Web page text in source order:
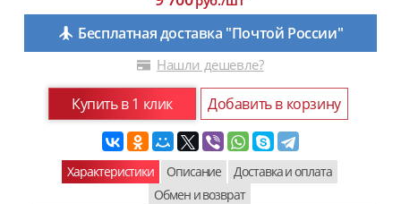
Бесплатная доставка "Почтой России"
Нашли дешевле?
Купить в 1 клик Добавить в корзину
Характеристики Описание
Доставка и оплата
Обмен и возврат